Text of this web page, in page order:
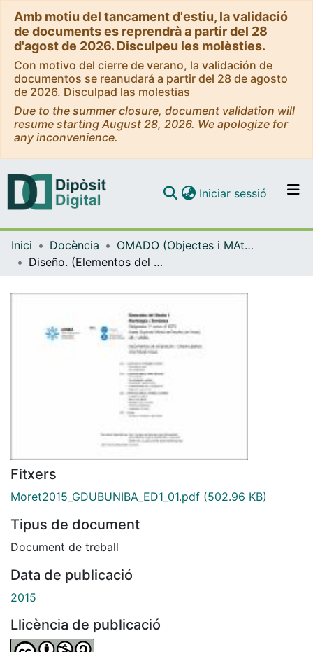
Amb motiu del tancament d'estiu, la validació
de documents es reprendrà a partir del 28
d'agost de 2026. Disculpeu les molèsties.
Con motivo del cierre de verano, la validación de
documentos se reanudará a partir del 28 de agosto
de 2026. Disculpad las molestias
Due to the summer closure, document validation will
resume starting August 28, 2026. We apologize for
any inconvenience.
Navega per tot el DD
Iniciar sessió (current)
Inici Docència
OMADO (Objectes i MAterials DOcents)
Diseño. (Elementos del Diseño I.1)
Fitxers
Moret2015_GDUBUNIBA_ED1_01.pdf (502.96 KB)
Tipus de document
Document de treball
Data de publicació
2015
Llicència de publicació